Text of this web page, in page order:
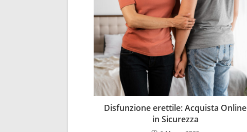
Disfunzione erettile: Acquista Online
in Sicurezza